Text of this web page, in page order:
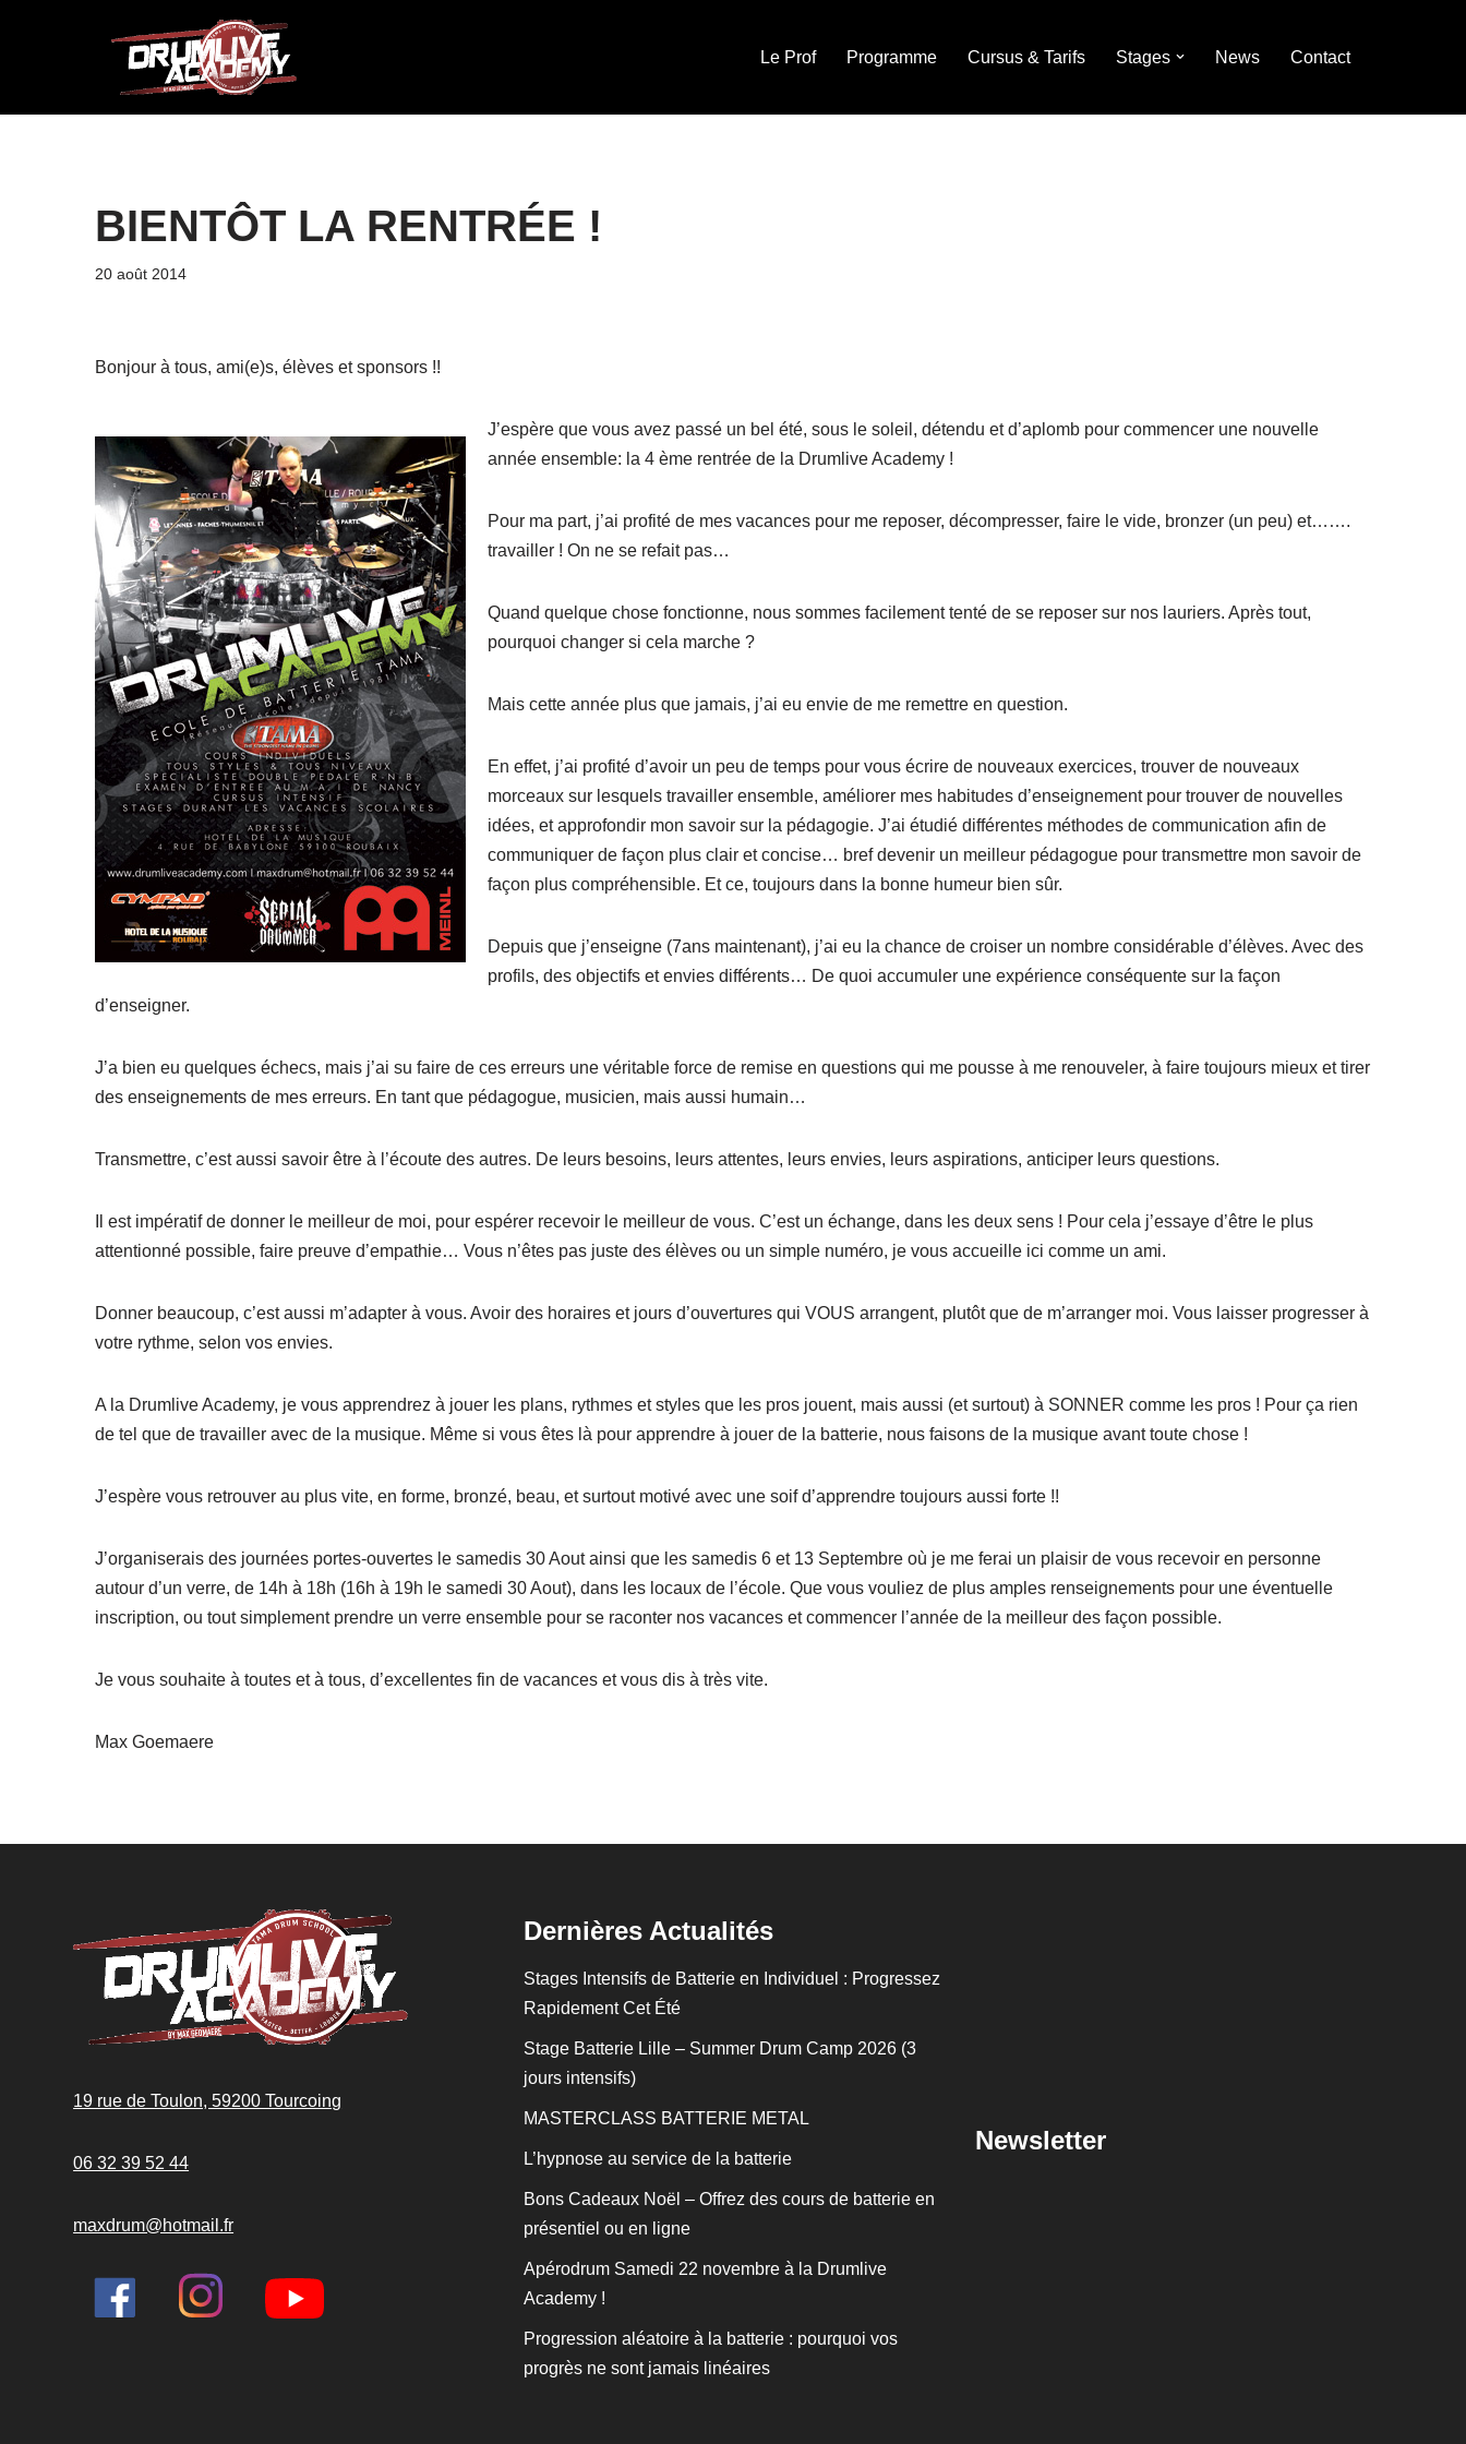
contenu
Le Prof Programme Cursus & Tarifs Stages News Contact
BIENTÔT LA RENTRÉE !
20 août 2014
Bonjour à tous, ami(e)s, élèves et sponsors !!
J’espère que vous avez passé un bel été, sous le soleil, détendu et d’aplomb pour commencer une nouvelle
année ensemble: la 4 ème rentrée de la Drumlive Academy !
Pour ma part, j’ai profité de mes vacances pour me reposer, décompresser, faire le vide, bronzer (un peu) et…….
travailler ! On ne se refait pas…
Quand quelque chose fonctionne, nous sommes facilement tenté de se reposer sur nos lauriers. Après tout,
pourquoi changer si cela marche ?
Mais cette année plus que jamais, j’ai eu envie de me remettre en question.
En effet, j’ai profité d’avoir un peu de temps pour vous écrire de nouveaux exercices, trouver de nouveaux
morceaux sur lesquels travailler ensemble, améliorer mes habitudes d’enseignement pour trouver de nouvelles
idées, et approfondir mon savoir sur la pédagogie. J’ai étudié différentes méthodes de communication afin de
communiquer de façon plus clair et concise… bref devenir un meilleur pédagogue pour transmettre mon savoir de
façon plus compréhensible. Et ce, toujours dans la bonne humeur bien sûr.
Depuis que j’enseigne (7ans maintenant), j’ai eu la chance de croiser un nombre considérable d’élèves. Avec des
profils, des objectifs et envies différents… De quoi accumuler une expérience conséquente sur la façon
d’enseigner.
J’a bien eu quelques échecs, mais j’ai su faire de ces erreurs une véritable force de remise en questions qui me pousse à me renouveler, à faire toujours mieux et tirer
des enseignements de mes erreurs. En tant que pédagogue, musicien, mais aussi humain…
Transmettre, c’est aussi savoir être à l’écoute des autres. De leurs besoins, leurs attentes, leurs envies, leurs aspirations, anticiper leurs questions.
Il est impératif de donner le meilleur de moi, pour espérer recevoir le meilleur de vous. C’est un échange, dans les deux sens ! Pour cela j’essaye d’être le plus
attentionné possible, faire preuve d’empathie… Vous n’êtes pas juste des élèves ou un simple numéro, je vous accueille ici comme un ami.
Donner beaucoup, c’est aussi m’adapter à vous. Avoir des horaires et jours d’ouvertures qui VOUS arrangent, plutôt que de m’arranger moi. Vous laisser progresser à
votre rythme, selon vos envies.
A la Drumlive Academy, je vous apprendrez à jouer les plans, rythmes et styles que les pros jouent, mais aussi (et surtout) à SONNER comme les pros ! Pour ça rien
de tel que de travailler avec de la musique. Même si vous êtes là pour apprendre à jouer de la batterie, nous faisons de la musique avant toute chose !
J’espère vous retrouver au plus vite, en forme, bronzé, beau, et surtout motivé avec une soif d’apprendre toujours aussi forte !!
J’organiserais des journées portes-ouvertes le samedis 30 Aout ainsi que les samedis 6 et 13 Septembre où je me ferai un plaisir de vous recevoir en personne
autour d’un verre, de 14h à 18h (16h à 19h le samedi 30 Aout), dans les locaux de l’école. Que vous vouliez de plus amples renseignements pour une éventuelle
inscription, ou tout simplement prendre un verre ensemble pour se raconter nos vacances et commencer l’année de la meilleur des façon possible.
Je vous souhaite à toutes et à tous, d’excellentes fin de vacances et vous dis à très vite.
Max Goemaere
19 rue de Toulon, 59200 Tourcoing
06 32 39 52 44
maxdrum@hotmail.fr
Dernières Actualités
Stages Intensifs de Batterie en Individuel : Progressez
Rapidement Cet Été
Stage Batterie Lille – Summer Drum Camp 2026 (3
jours intensifs)
MASTERCLASS BATTERIE METAL
L’hypnose au service de la batterie
Bons Cadeaux Noël – Offrez des cours de batterie en
présentiel ou en ligne
Apérodrum Samedi 22 novembre à la Drumlive
Academy !
Progression aléatoire à la batterie : pourquoi vos
progrès ne sont jamais linéaires
Newsletter